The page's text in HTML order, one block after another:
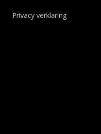
Privacy verklaring